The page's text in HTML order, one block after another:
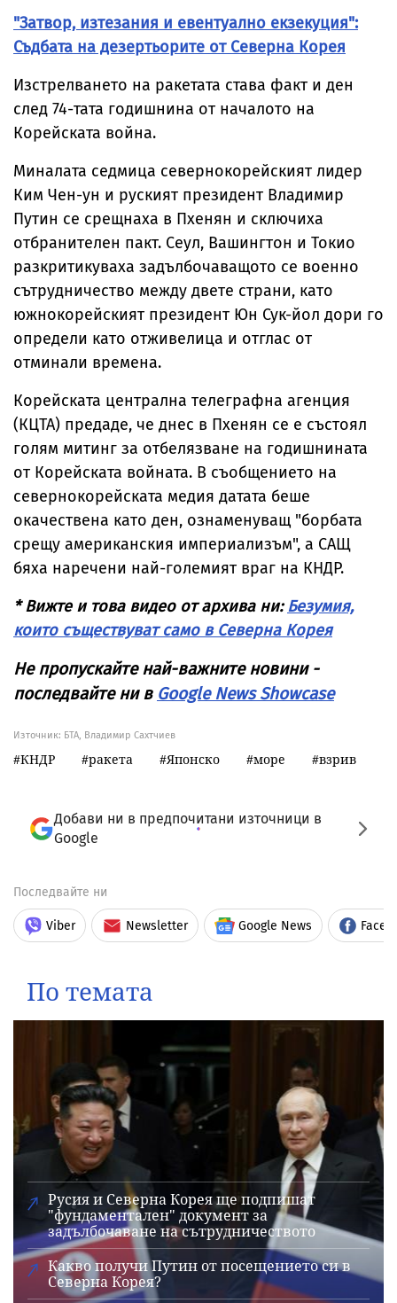
"Затвор, изтезания и евентуално екзекуция":
Съдбата на дезертьорите от Северна Корея
Изстрелването на ракетата става факт и ден
след 74-тата годишнина от началото на
Корейската война.
Миналата седмица севернокорейският лидер
Ким Чен-ун и руският президент Владимир
Путин се срещнаха в Пхенян и сключиха
отбранителен пакт. Сеул, Вашингтон и Токио
разкритикуваха задълбочаващото се военно
сътрудничество между двете страни, като
южнокорейският президент Юн Сук-йол дори го
определи като отживелица и отглас от
отминали времена.
Корейската централна телеграфна агенция
(КЦТА) предаде, че днес в Пхенян се е състоял
голям митинг за отбелязване на годишнината
от Корейската войната. В съобщението на
севернокорейската медия датата беше
окачествена като ден, ознаменуващ "борбата
срещу американския империализъм", а САЩ
бяха наречени най-големият враг на КНДР.
* Вижте и това видео от архива ни:Безумия,
които съществуват само в Северна Корея
Не пропускайте най-важните новини -
последвайте ни в Google News Showcase
Източник: БТА, Владимир Сахтчиев
КНДР ракета Японско море взрив
Добави ни в предпочитани източници в
Google
Последвайте ни
Viber Newsletter Google News
По темата
Русия и Северна Корея ще подпишат
"фундаментален" документ за
задълбочаване на сътрудничеството
Какво получи Путин от посещението си в
Северна Корея?